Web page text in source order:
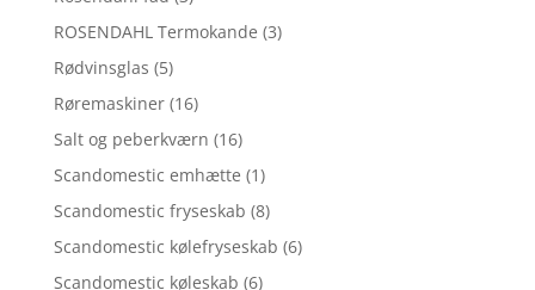
ROSENDAHL Termokande (3)
Rødvinsglas (5)
Røremaskiner (16)
Salt og peberkværn (16)
Scandomestic emhætte (1)
Scandomestic fryseskab (8)
Scandomestic kølefryseskab (6)
Scandomestic køleskab (6)